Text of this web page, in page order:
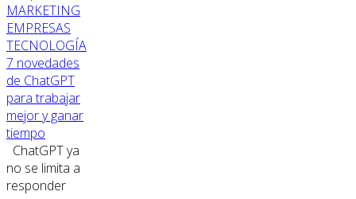
MARKETING
EMPRESAS
TECNOLOGÍA
7 novedades
de ChatGPT
para trabajar
mejor y ganar
tiempo
ChatGPT ya
no se limita a
responder